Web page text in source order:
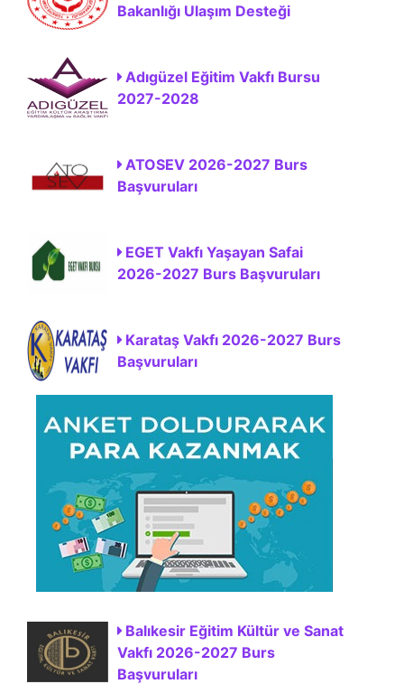
Bakanlığı Ulaşım Desteği
Adıgüzel Eğitim Vakfı Bursu
2027-2028
ATOSEV 2026-2027 Burs
Başvuruları
EGET Vakfı Yaşayan Safai
2026-2027 Burs Başvuruları
Karataş Vakfı 2026-2027 Burs
Başvuruları
Balıkesir Eğitim Kültür ve Sanat
Vakfı 2026-2027 Burs
Başvuruları